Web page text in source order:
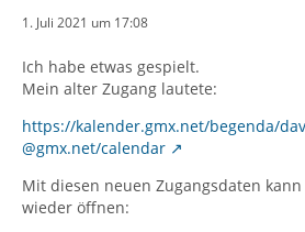
1. Juli 2021 um 17:08
Ich habe etwas gespielt.
Mein alter Zugang lautete:
https://kalender.gmx.net/begenda/dav/
@gmx.net/calendar
Mit diesen neuen Zugangsdaten
wieder öffnen: